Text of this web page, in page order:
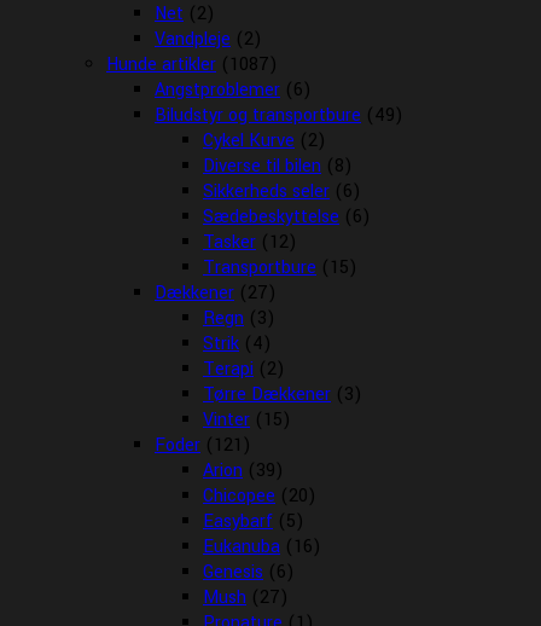
Net (2)
Vandpleje (2)
Hunde artikler (1087)
Angstproblemer (6)
Biludstyr og transportbure (49)
Cykel Kurve (2)
Diverse til bilen (8)
Sikkerheds seler (6)
Sædebeskyttelse (6)
Tasker (12)
Transportbure (15)
Dækkener (27)
Regn (3)
Strik (4)
Terapi (2)
Tørre Dækkener (3)
Vinter (15)
Foder (121)
Arion (39)
Chicopee (20)
Easybarf (5)
Eukanuba (16)
Genesis (6)
Mush (27)